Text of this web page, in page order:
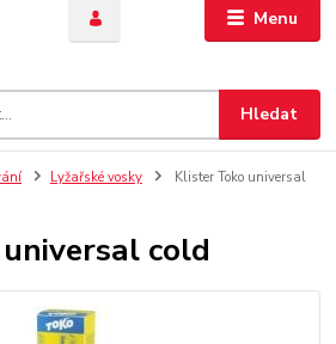
Menu
Hledat
Lyžařské vosky
Klister Toko universal
cold